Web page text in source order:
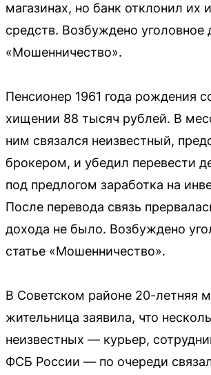
магазинах, но банк отклонил их
средств. Возбуждено уголовное
«Мошенничество».
Пенсионер 1961 года рождения
хищении 88 тысяч рублей. В
ним связался неизвестный,
брокером, и убедил перевести
под предлогом заработка на
После перевода связь
дохода не было. Возбуждено
статье «Мошенничество».
В Советском районе 20-летняя
жительница заявила, что
неизвестных — курьер,
ФСБ России — по очереди